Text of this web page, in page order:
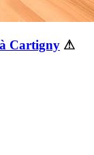
Cartigny ⚠